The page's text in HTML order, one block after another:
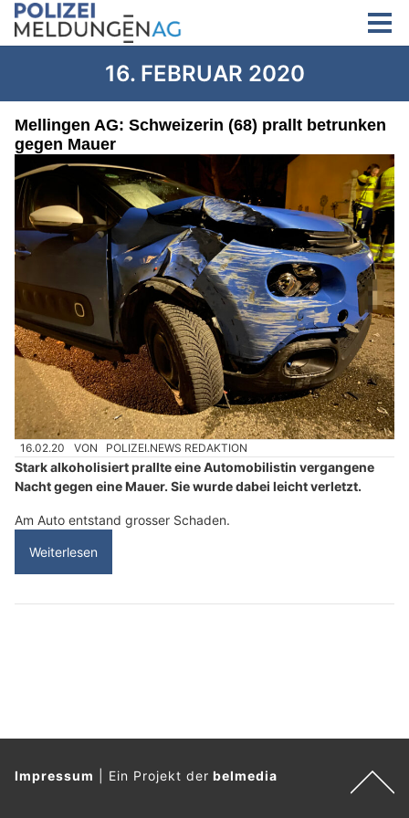
16. FEBRUAR 2020
Mellingen AG: Schweizerin (68) prallt betrunken
gegen Mauer
16.02.20 VON POLIZEI.NEWS REDAKTION
Stark alkoholisiert prallte eine Automobilistin vergangene
Nacht gegen eine Mauer. Sie wurde dabei leicht verletzt.
Am Auto entstand grosser Schaden.
Weiterlesen
Impressum Ein Projekt derbelmedia